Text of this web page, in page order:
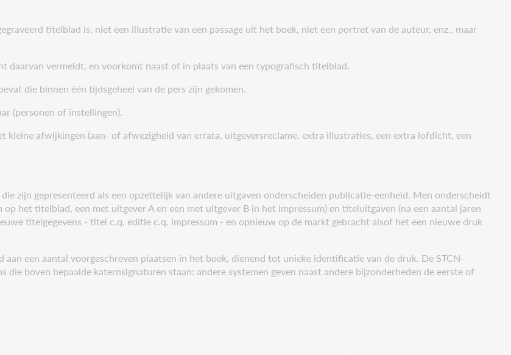
titelblad is, niet een illustratie van een passage uit het boek, niet een portret van de auteur, enz., maar
daarvan vermeldt, en voorkomt naast of in plaats van een typografisch titelblad.
die binnen één tijdsgeheel van de pers zijn gekomen.
(personen of instellingen).
kleine afwijkingen (aan- of afwezigheid van errata, uitgeversreclame, extra illustraties, een extra lofdicht, een
zijn gepresenteerd als een opzettelijk van andere uitgaven onderscheiden publicatie-eenheid. Men onderscheidt
het titelblad, een met uitgever A en een met uitgever B in het impressum) en titeluitgaven (na een aantal jaren
titelgegevens - titel c.q. editie c.q. impressum - en opnieuw op de markt gebracht alsof het een nieuwe druk
een aantal voorgeschreven plaatsen in het boek, dienend tot unieke identificatie van de druk. De STCN-
boven bepaalde katernsignaturen staan: andere systemen geven naast andere bijzonderheden de eerste of